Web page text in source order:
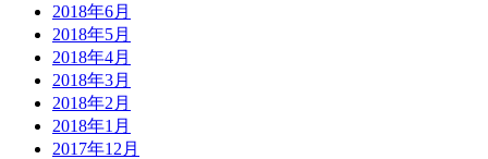
2018年6月
2018年5月
2018年4月
2018年3月
2018年2月
2018年1月
2017年12月